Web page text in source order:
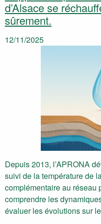
d’Alsace se
sûrement.
12/11/2025
Depuis 2013, l’APRONA
suivi de la température de
complémentaire au réseau
comprendre les
évaluer les évolutions sur